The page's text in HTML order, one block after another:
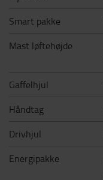
Smart pakke
Mast løftehøjde
Gaffelhjul
Håndtag
Drivhjul
Energipakke